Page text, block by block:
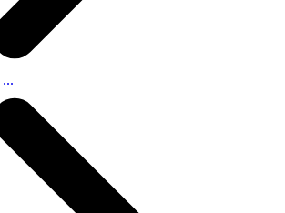
...